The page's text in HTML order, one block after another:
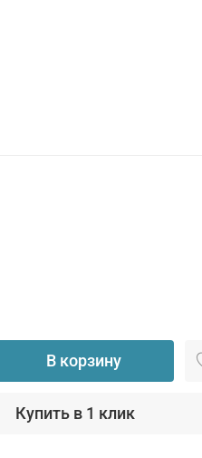
В корзину
Купить в 1 клик